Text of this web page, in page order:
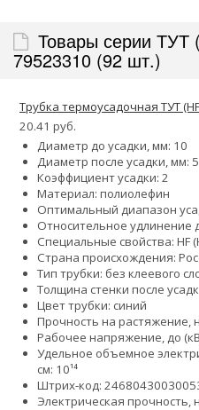
Товары серии ТУТ
79523310 (92 шт.)
Трубка термоусадочная ТУТ
20.41 руб.
Диаметр до усадки, мм: 10
Диаметр после усадки, мм: 5
Коэффициент усадки: 2
Материал: полиолефин
Оптимальный диапазон
Относительное удлинение
Специальные свойства: HF
Страна происхождения:
Тип трубки: без клеевого
Толщина стенки после
Цвет трубки: синий
Прочность на растяжение,
Рабочее напряжение, до
Удельное объемное
см: 10¹⁴
Штрих-код:
Электрическая прочность,